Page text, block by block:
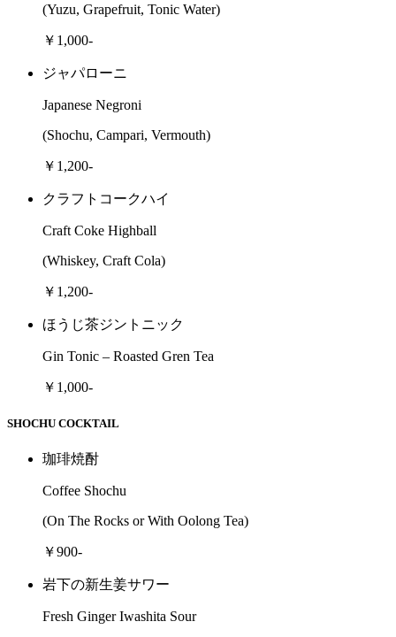
(Yuzu, Grapefruit, Tonic Water)
￥1,000-
ジャパローニ
Japanese Negroni
(Shochu, Campari, Vermouth)
￥1,200-
クラフトコークハイ
Craft Coke Highball
(Whiskey, Craft Cola)
￥1,200-
ほうじ茶ジントニック
Gin Tonic – Roasted Gren Tea
￥1,000-
SHOCHU COCKTAIL
珈琲焼酎
Coffee Shochu
(On The Rocks or With Oolong Tea)
￥900-
岩下の新生姜サワー
Fresh Ginger Iwashita Sour